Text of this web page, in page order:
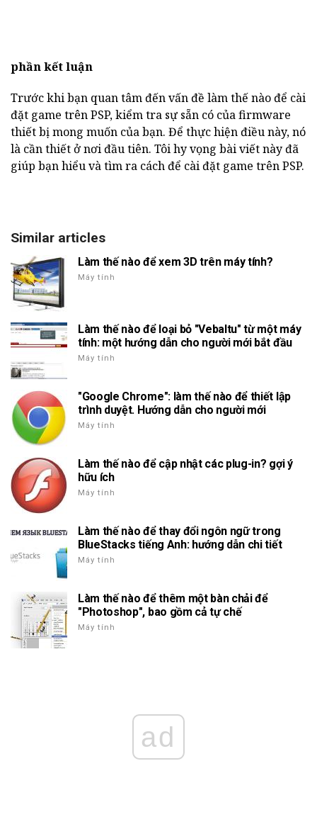
phần kết luận
Trước khi bạn quan tâm đến vấn đề làm thế nào để cài
đặt game trên PSP, kiểm tra sự sẵn có của firmware
thiết bị mong muốn của bạn. Để thực hiện điều này, nó
là cần thiết ở nơi đầu tiên. Tôi hy vọng bài viết này đã
giúp bạn hiểu và tìm ra cách để cài đặt game trên PSP.
Similar articles
Làm thế nào để xem 3D trên máy tính?
Máy tính
Làm thế nào để loại bỏ "Vebaltu" từ một máy
tính: một hướng dẫn cho người mới bắt đầu
Máy tính
"Google Chrome": làm thế nào để thiết lập
trình duyệt. Hướng dẫn cho người mới
Máy tính
Làm thế nào để cập nhật các plug-in? gợi ý
hữu ích
Máy tính
Làm thế nào để thay đổi ngôn ngữ trong
BlueStacks tiếng Anh: hướng dẫn chi tiết
Máy tính
Làm thế nào để thêm một bàn chải để
"Photoshop", bao gồm cả tự chế
Máy tính
ad